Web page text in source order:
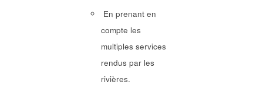
En prenant en
compte les
multiples services
rendus par les
rivières.